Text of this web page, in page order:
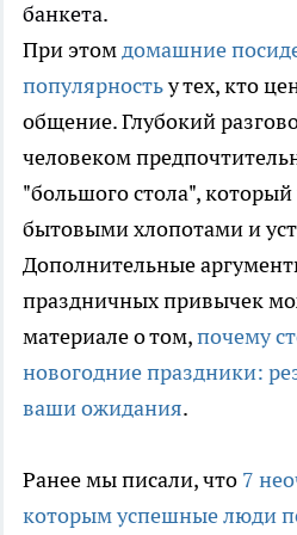
банкета.
При этомдомашние
популярностьу тех, кто
общение. Глубокий
человеком
"большого стола", который
бытовыми хлопотами и
Дополнительные
праздничных привычек
материале о том,почему
новогодние праздники:
ваши ожидания.
Ранее мы писали, что 7
которым успешные люди